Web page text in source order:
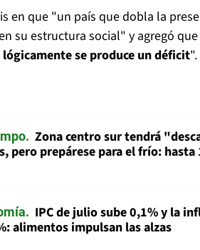
en que "un país que dobla la
su estructura social" y agregó
lógicamente se produce un déficit".
Zona centro sur tendrá
pero prepárese para el frío: hasta
IPC de julio sube 0,1% y la
alimentos impulsan las alzas